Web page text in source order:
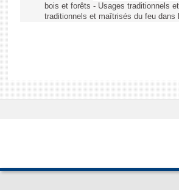
bois et forêts - Usages traditionnels
traditionnels et maîtrisés du feu dans